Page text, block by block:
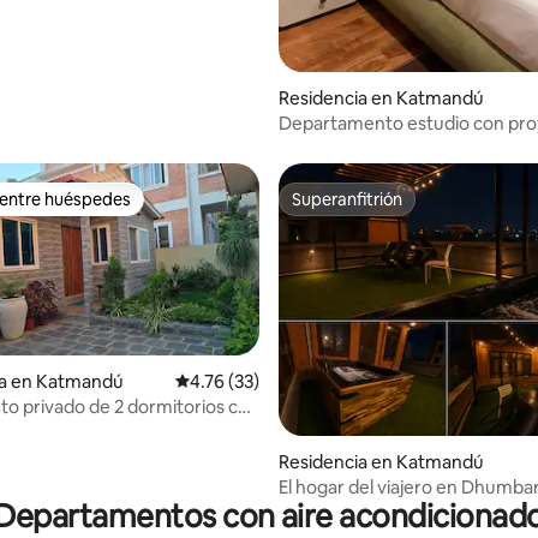
Residencia en Katmandú
Departamento estudio con
5 de 5; 8 evaluaciones
huéspedes
huéspedes
en Katmandú Calificación promedio: 4.76 de 5; 33
4.76 (33)
privado de 2 dormitorios con
Superanfitrión
Superanfitrión
Residencia en Katmandú
El hogar del viajero en
con aire